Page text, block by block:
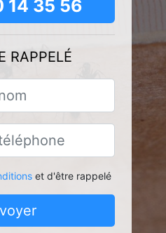
14 35 56
RAPPELÉ
et d'être rappelé